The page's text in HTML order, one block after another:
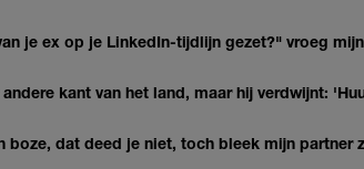
je ex op je LinkedIn-tijdlijn gezet?" vroeg
kant van het land, maar hij verdwijnt:
boze, dat deed je niet, toch bleek mijn partner